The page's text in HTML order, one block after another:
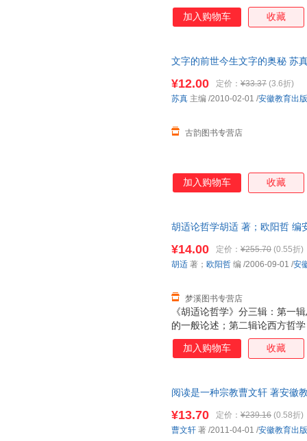
论中国哲学，选收胡适论中国
哲学的论著数量较少，而以中
《中国哲学史大纲》、《中国
作。在如此众多的文字当中，
指正。
加入购物车 收藏
文字的前世今生文字的奥秘 苏
¥12.00 定价： ¥33.37 (3.6折)
古韵图书专营店
苏真 主编 /2010-02-01 /安徽教育出
加入购物车 收藏
胡适论哲学胡适 著；欧阳哲 编
《胡适论哲学》分三辑：第一
的一般论述；第二辑论西方哲
论中国哲学，选收胡适论中国
哲学的论著数量较少，而以中
《中国哲学史大纲》、《中国
作。在如此众多的文字当中，
指正。
¥14.00 定价： ¥255.70 (0.55折)
梦溪图书专营店
胡适 著； 欧阳哲 编 /2006-09-01 /安
加入购物车 收藏
阅读是一种宗教曹文轩 著安徽
¥13.70 定价： ¥239.16 (0.58折)
曹文轩 著 /2011-04-01 /安徽教育出